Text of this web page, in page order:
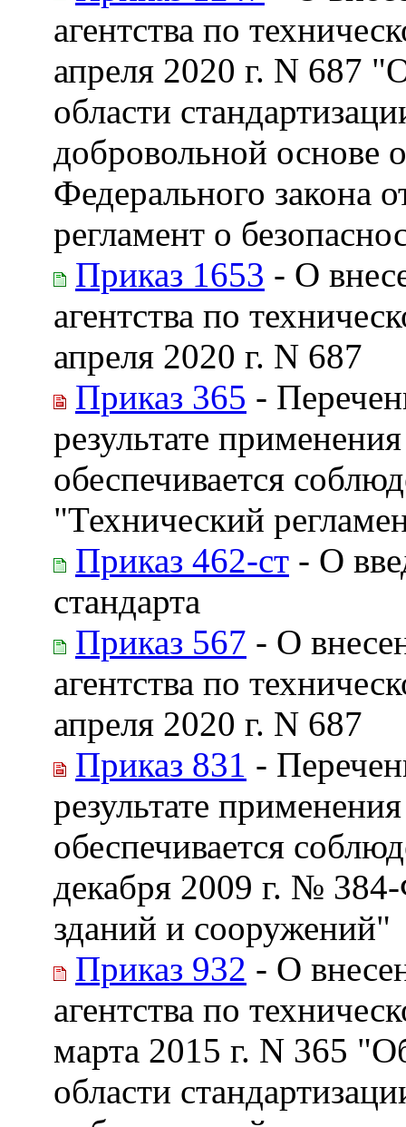
агентства по
апреля 2020 г. N 687
области
добровольной основе
Федерального закона
регламент о
Приказ 1653 - О
агентства по
апреля 2020 г. N 687
Приказ 365 -
результате
обеспечивается
"Технический
Приказ 462-ст - О
стандарта
Приказ 567 - О
агентства по
апреля 2020 г. N 687
Приказ 831 -
результате
обеспечивается
декабря 2009 г. №
зданий и сооружений"
Приказ 932 - О
агентства по
марта 2015 г. N 365
области